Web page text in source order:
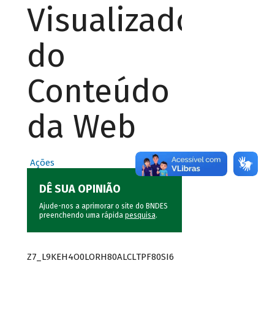
Visualizador
do
Conteúdo
da Web
Ações
DÊ SUA OPINIÃO
Ajude-nos a aprimorar o site do BNDES
preenchendo uma rápida pesquisa.
Z7_L9KEH4O0LORH80ALCLTPF80SI6